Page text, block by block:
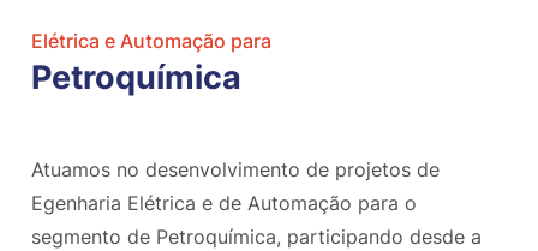
Elétrica e Automação para
Petroquímica
Atuamos no desenvolvimento de projetos de
Egenharia Elétrica e de Automação para o
segmento de Petroquímica, participando desde a